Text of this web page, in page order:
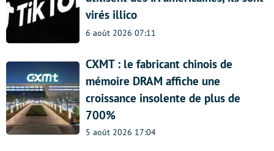
virés illico
6 août 2026 07:11
CXMT : le fabricant chinois de
mémoire DRAM affiche une
croissance insolente de plus de
700%
5 août 2026 17:04